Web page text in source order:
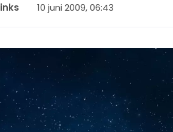
10 juni 2009, 06:43